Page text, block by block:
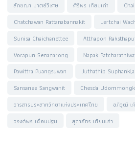
ลักขณา มาตย์วิเศษ
ศิริพร เทียมเก่า
Chatchawan Rattanabannakit
Lertchai
Sunisa Chaichanettee
Atthapon
Vorapun Senanarong
Napak
Pawittra Puangsuwan
Juthathip
Sansanee Sangwanit
Chesda
วารสารประสาทวิทยาแห่งประเทศไทย
อภิวุฒิ เ
วรงค์พร เผื่อนปฐม
สุดาภัทร เทียมเก่า